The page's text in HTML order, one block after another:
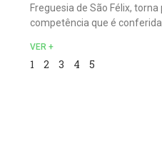
Freguesia de São Félix,
competência que é
VER +
1 2 3 4 5